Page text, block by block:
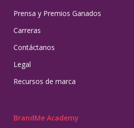
Prensa y Premios Ganados
Carreras
Contáctanos
Legal
Recursos de marca
BrandMe Academy